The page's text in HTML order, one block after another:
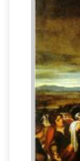
Abrir menú